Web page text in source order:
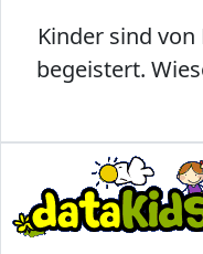
Kinder sind
begeistert.